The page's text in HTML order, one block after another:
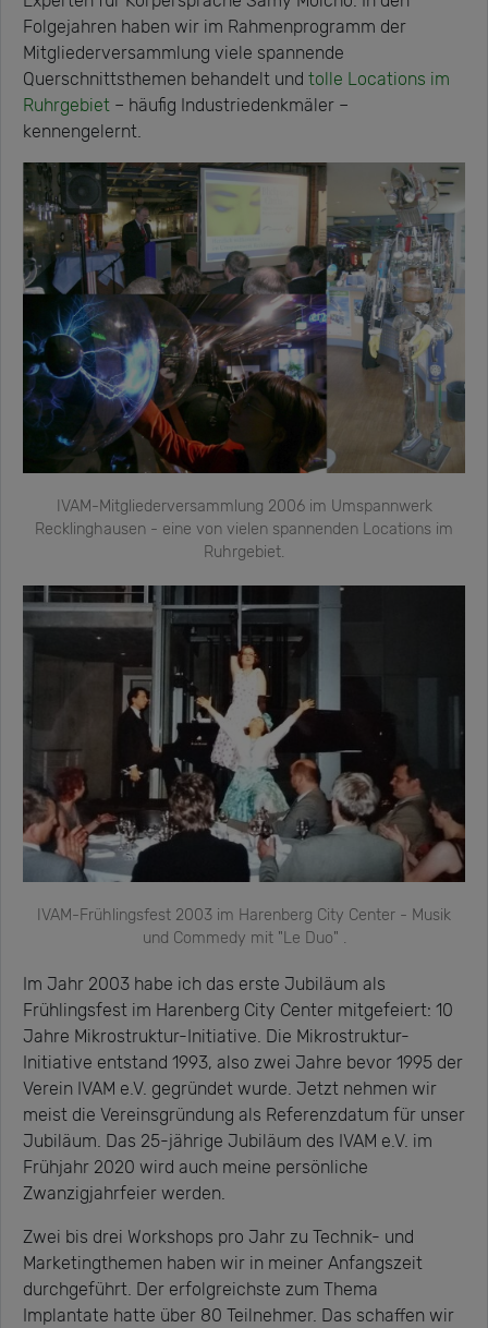
Folgejahren haben wir im Rahmenprogramm der
Mitgliederversammlung viele spannende
Querschnittsthemen behandelt und tolle Locations im
Ruhrgebiet – häufig Industriedenkmäler –
kennengelernt.
IVAM-Mitgliederversammlung 2006 im Umspannwerk
Recklinghausen - eine von vielen spannenden Locations im
Ruhrgebiet.
IVAM-Frühlingsfest 2003 im Harenberg City Center - Musik
und Commedy mit "Le Duo" .
Im Jahr 2003 habe ich das erste Jubiläum als
Frühlingsfest im Harenberg City Center mitgefeiert: 10
Jahre Mikrostruktur-Initiative. Die Mikrostruktur-
Initiative entstand 1993, also zwei Jahre bevor 1995 der
Verein IVAM e.V. gegründet wurde. Jetzt nehmen wir
meist die Vereinsgründung als Referenzdatum für unser
Jubiläum. Das 25-jährige Jubiläum des IVAM e.V. im
Frühjahr 2020 wird auch meine persönliche
Zwanzigjahrfeier werden.
Zwei bis drei Workshops pro Jahr zu Technik- und
Marketingthemen haben wir in meiner Anfangszeit
durchgeführt. Der erfolgreichste zum Thema
Implantate hatte über 80 Teilnehmer. Das schaffen wir